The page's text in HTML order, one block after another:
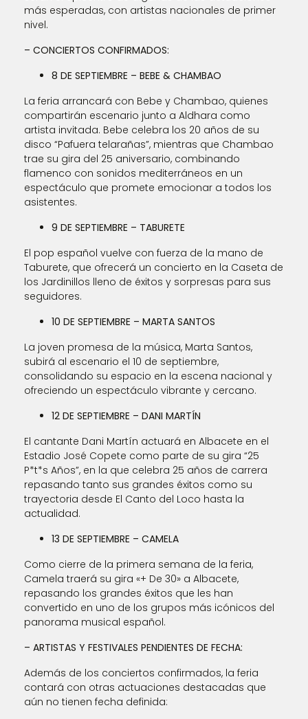
más esperadas, con artistas nacionales de primer
nivel.
– CONCIERTOS CONFIRMADOS:
8 DE SEPTIEMBRE – BEBE & CHAMBAO
La feria arrancará con Bebe y Chambao, quienes
compartirán escenario junto a Aldhara como
artista invitada. Bebe celebra los 20 años de su
disco “Pafuera telarañas”, mientras que Chambao
trae su gira del 25 aniversario, combinando
flamenco con sonidos mediterráneos en un
espectáculo que promete emocionar a todos los
asistentes.
9 DE SEPTIEMBRE – TABURETE
El pop español vuelve con fuerza de la mano de
Taburete, que ofrecerá un concierto en la Caseta de
los Jardinillos lleno de éxitos y sorpresas para sus
seguidores.
10 DE SEPTIEMBRE – MARTA SANTOS
La joven promesa de la música, Marta Santos,
subirá al escenario el 10 de septiembre,
consolidando su espacio en la escena nacional y
ofreciendo un espectáculo vibrante y cercano.
12 DE SEPTIEMBRE – DANI MARTÍN
El cantante Dani Martín actuará en Albacete en el
Estadio José Copete como parte de su gira “25
P*t*s Años”, en la que celebra 25 años de carrera
repasando tanto sus grandes éxitos como su
trayectoria desde El Canto del Loco hasta la
actualidad.
13 DE SEPTIEMBRE – CAMELA
Como cierre de la primera semana de la feria,
Camela traerá su gira «+ De 30» a Albacete,
repasando los grandes éxitos que les han
convertido en uno de los grupos más icónicos del
panorama musical español.
– ARTISTAS Y FESTIVALES PENDIENTES DE FECHA:
Además de los conciertos confirmados, la feria
contará con otras actuaciones destacadas que
aún no tienen fecha definida: